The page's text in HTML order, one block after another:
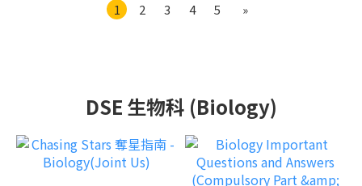
1 2 3 4 5 »
DSE 生物科 (Biology)